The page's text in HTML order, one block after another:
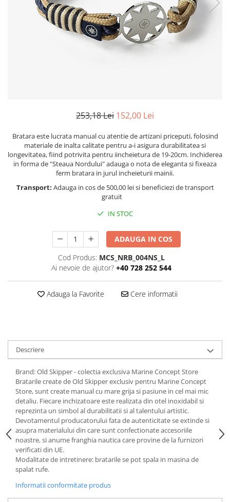
Barci, vapoare, ambarcatiuni
253,18 Lei 152,00 Lei
Bratara este lucrata manual cu atentie de artizani priceputi, folosind
materiale de inalta calitate pentru a-i asigura durabilitatea si
longevitatea, fiind potrivita pentru iincheietura de 19-20cm. Inchiderea
in forma de "Steaua Nordului" adauga o nota de eleganta si fixeaza
ferm bratara in jurul incheieturii mainii.
Transport: Adauga in cos de 500,00 lei si beneficiezi de transport
gratuit
IN STOC
ADAUGA IN COS
Cod Produs: MCS_NRB_004NS_L
Ai nevoie de ajutor? +40 728 252 544
Adauga la Favorite Cere informatii
Descriere
Brand: Old Skipper - colectia exclusiva Marine Concept Store
Bratarile create de Old Skipper exclusiv pentru Marine Concept
Store, sunt create manual cu mare grija si pasiune in cel mai mic
detaliu. Fiecare inchizatoare este realizata din otel inoxidabil si
reprezinta un simbol al durabilitatii si al talentului artistic.
Devotamentul producatorului fata de autenticitate se extinde si
asupra materialului din care sunt confectionate accesoriile
noastre, si anume franghia nautica care provine de la furnizori
verificati din UE.
Modalitate de intretinere: bratarile se pot spala in masina de
spalat rufe.
Informatii conformitate produs